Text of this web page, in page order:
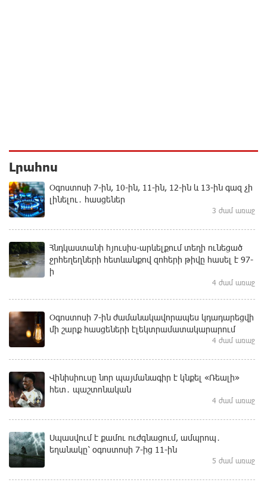
Լրահոս
Օգոստոսի 7-ին, 10-ին, 11-ին, 12-ին և 13-ին գազ չի
լինելու․ հասցեներ
3 ժամ առաջ
Հնդկաստանի հյուսիս-արևելքում տեղի ունեցած
ջրհեղեղների հետևանքով զոհերի թիվը հասել է 97-
ի
4 ժամ առաջ
Օգոստոսի 7-ին ժամանակավորապես կդադարեցվի
մի շարք հասցեների էլեկտրամատակարարում
4 ժամ առաջ
Վինիսիուսը նոր պայմանագիր է կնքել «Ռեալի»
հետ․ պաշտոնական
4 ժամ առաջ
Սպասվում է քամու ուժգնացում, ամպրոպ․
եղանակը՝ օգոստոսի 7-ից 11-ին
5 ժամ առաջ